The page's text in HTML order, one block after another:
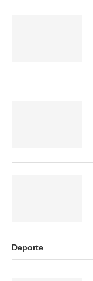
Deporte